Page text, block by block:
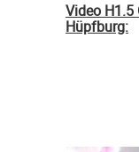
Video
Hüpfburg: